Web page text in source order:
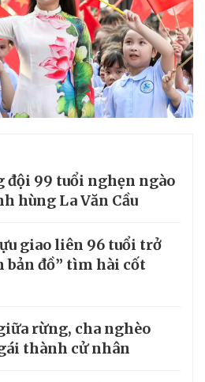
đội 99 tuổi nghẹn ngào
hùng La Văn Cầu
giao liên 96 tuổi trở
bản đồ” tìm hài cốt
rừng, cha nghèo
thành cử nhân